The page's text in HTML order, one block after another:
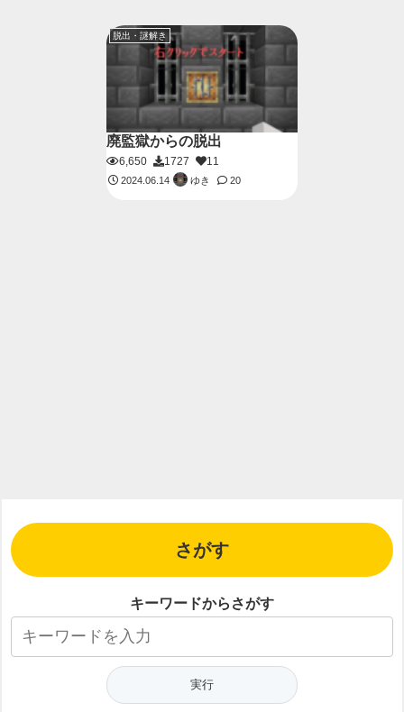
脱出・謎解き
廃監獄からの脱出
6,650 1727 11
2024.06.14 ゆき 20
さがす
キーワードからさがす